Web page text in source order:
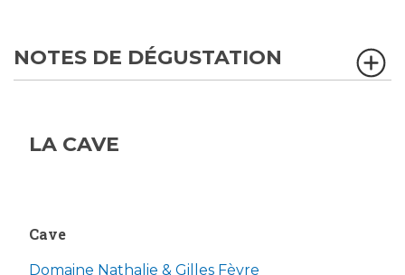
NOTES DE DÉGUSTATION
LA CAVE
Cave
Domaine Nathalie & Gilles Fèvre